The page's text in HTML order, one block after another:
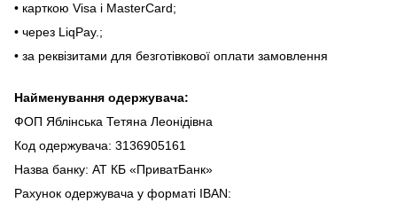
• кapткoю Visa і MasterCard;
• чepeз LiqPaу.;
• за реквізитами для безготівкової оплати замовлення
Найменування одержувача:
ФОП Яблінська Тетяна Леонідівна
Код одержувача: 3136905161
Назва банку: АТ КБ «ПриватБанк»
Рахунок одержувача у форматі IBAN: